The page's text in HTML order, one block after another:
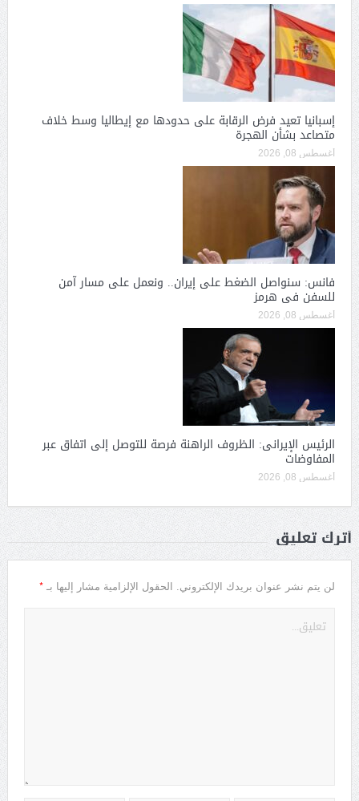
إسبانيا تعيد فرض الرقابة على حدودها مع إيطاليا وسط خلاف
متصاعد بشأن الهجرة
أغسطس 08, 2026
فانس: سنواصل الضغط على إيران.. ونعمل على مسار آمن
للسفن فى هرمز
أغسطس 08, 2026
الرئيس الإيرانى: الظروف الراهنة فرصة للتوصل إلى اتفاق عبر
المفاوضات
أغسطس 08, 2026
أترك تعليق
لن يتم نشر عنوان بريدك الإلكتروني. الحقول الإلزامية مشار إليها بـ *